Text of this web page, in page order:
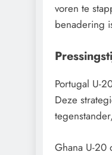
voren te
benadering
Portugal U-
Deze
Ghana U-20